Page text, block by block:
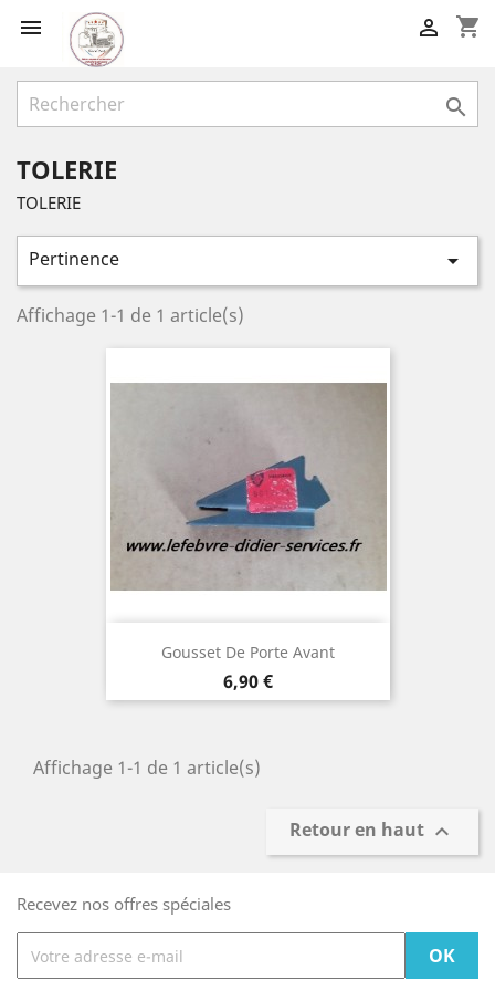
 shopping_cart


TOLERIE
TOLERIE
Pertinence 
Affichage 1-1 de 1 article(s)
Gousset De Porte Avant
Prix
6,90 €
Affichage 1-1 de 1 article(s)
Retour en haut 
Recevez nos offres spéciales